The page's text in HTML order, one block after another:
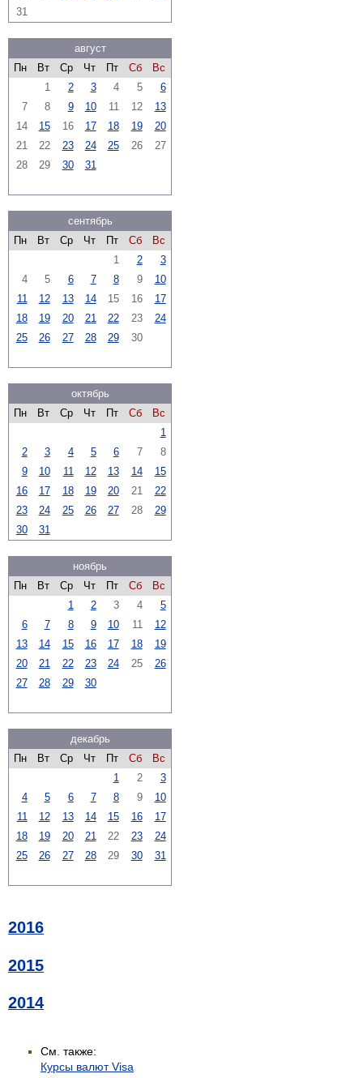
31
август
Пн
Вт Ср Чт Пт Сб
Вс
1
2 3 4 5
6
7
8 9 10 11 12
13
14
15 16 17 18 19
20
21
22 23 24 25 26
27
28
29 30 31
сентябрь
Пн
Вт Ср Чт Пт Сб
Вс
1
2
3
4
5 6 7 8 9
10
11
12 13 14 15 16
17
18
19 20 21 22 23
24
25
26 27 28 29 30
октябрь
Пн
Вт Ср Чт Пт Сб
Вс
1
2
3 4 5 6 7
8
9
10 11 12 13 14
15
16
17 18 19 20 21
22
23
24 25 26 27 28
29
30
31
ноябрь
Пн
Вт Ср Чт Пт Сб
Вс
1
2 3 4
5
6
7 8 9 10 11
12
13
14 15 16 17 18
19
20
21 22 23 24 25
26
27
28 29 30
декабрь
Пн
Вт Ср Чт Пт Сб
Вс
1
2
3
4
5 6 7 8 9
10
11
12 13 14 15 16
17
18
19 20 21 22 23
24
25
26 27 28 29 30 31
2016
2015
2014
См. также:
Курсы валют Visa